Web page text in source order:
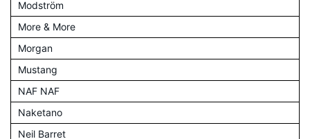
Modström
More & More
Morgan
Mustang
NAF NAF
Naketano
Neil Barret